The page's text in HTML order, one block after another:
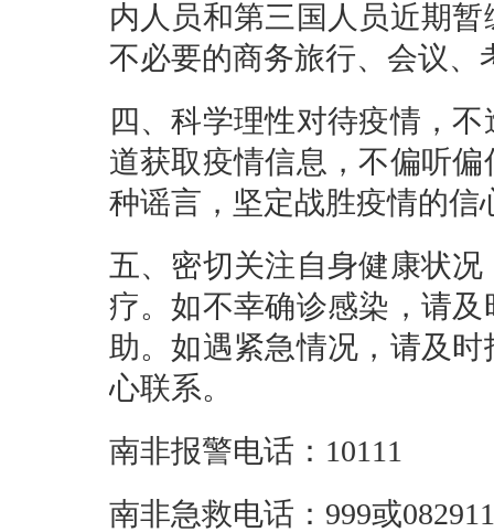
内人员和第三国人员近期
不必要的商务旅行、会议、
四、科学理性对待疫情，
道获取疫情信息，不偏听
种谣言，坚定战胜疫情的信
五、密切关注自身健康状
疗。如不幸确诊感染，请
助。如遇紧急情况，请及
心联系。
南非报警电话：10111
南非急救电话：999或082911